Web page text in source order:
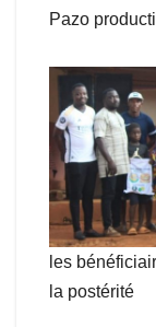
Pazo
les
la postérité